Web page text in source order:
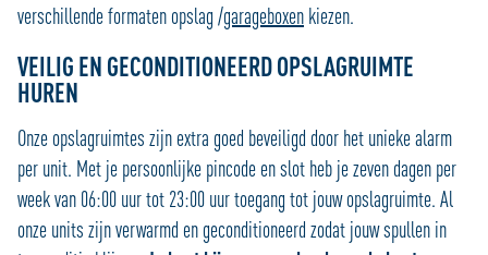
verschillende formaten opslag /garageboxen kiezen.
VEILIG EN GECONDITIONEERD OPSLAGRUIMTE
HUREN
Onze opslagruimtes zijn extra goed beveiligd door het unieke alarm
per unit. Met je persoonlijke pincode en slot heb je zeven dagen per
week van 06:00 uur tot 23:00 uur toegang tot jouw opslagruimte. Al
onze units zijn verwarmd en geconditioneerd zodat jouw spullen in